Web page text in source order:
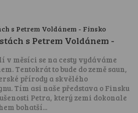
s Petrem Voldánem -
v měsíci se na cesty vydáváme
Tentokrát to bude do země saun,
přírody a skvělého
Tím asi naše představa o Finsku
Petra, který zemi dokonale
bohatší...